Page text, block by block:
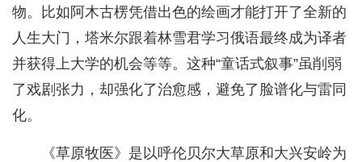
物。比如阿木古楞凭借出色的绘画才能打开了全新的
人生大门，塔米尔跟着林雪君学习俄语最终成为译者
并获得上大学的机会等等。这种“童话式叙事”虽削弱
了戏剧张力，却强化了治愈感，避免了脸谱化与雷同
化。
《草原牧医》是以呼伦贝尔大草原和大兴安岭为